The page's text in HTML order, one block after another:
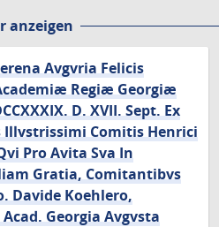
Seite
anzeigen
Avgvria Felicis
Regiæ Georgiæ
D. XVII. Sept. Ex
Comitis Henrici
Pro Avita Sva In
Gratia, Comitantibvs
Davide Koehlero,
Georgia Avgvsta